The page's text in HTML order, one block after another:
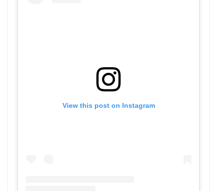
View this post on Instagram